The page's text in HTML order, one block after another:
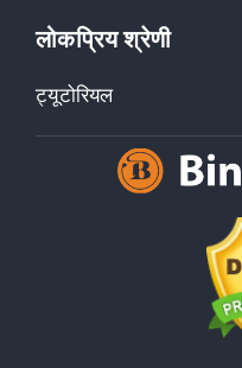
लोकप्रिय श्रेणी
ट्यूटोरियल